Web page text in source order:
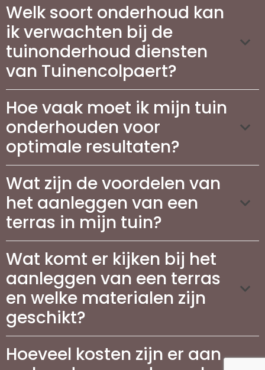
Welk soort onderhoud kan
ik verwachten bij de
tuinonderhoud diensten
van Tuinencolpaert?
Hoe vaak moet ik mijn tuin
onderhouden voor
optimale resultaten?
Wat zijn de voordelen van
het aanleggen van een
terras in mijn tuin?
Wat komt er kijken bij het
aanleggen van een terras
en welke materialen zijn
geschikt?
Hoeveel kosten zijn er aan